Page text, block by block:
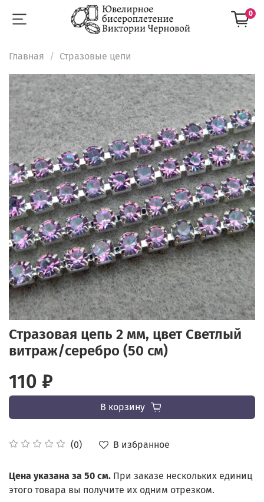
0
Главная Стразовые цепи
Стразовая цепь 2 мм, цвет Светлый
витраж/серебро (50 см)
(0) В избранное
110 ₽
В корзину
Цена указана за 50 см. При заказе нескольких единиц
этого товара вы получите их одним отрезком.